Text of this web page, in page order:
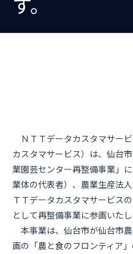
ＮＴＴデータカスタマサー
カスタマサービス）は、仙台
業園芸センター再整備事業」
業体の代表者）、農業生産法
ＴＴデータカスタマサービス
として再整備事業に参画いたし
本事業は、仙台市が仙台市
画の「農と食のフロンティア